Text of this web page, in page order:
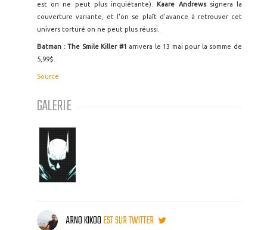
est on ne peut plus inquiétante). Kaare Andrews signera la
couverture variante, et l'on se plaît d'avance à retrouver cet
univers torturé on ne peut plus réussi.
Batman : The Smile Killer #1 arrivera le 13 mai pour la somme de
5,99$.
Source
GALERIE
ARNO KIKOOEST SUR TWITTER